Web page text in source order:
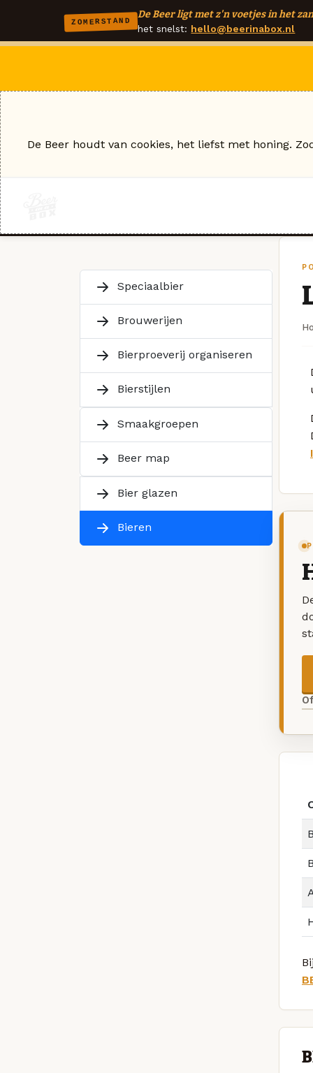
ZOMERSTAND
De Beer ligt met z'n voetjes in het
het snelst: hello@beerinabox.nl
Speciaalbier
Brouwerijen
Bierproeverij organiseren
Bierstijlen
Smaakgroepen
Beer map
Bier glazen
Bieren
De Beer houdt van cookies, het liefst met honing.